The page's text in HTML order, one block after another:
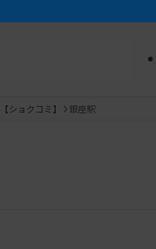
ショクコミ】 銀座駅